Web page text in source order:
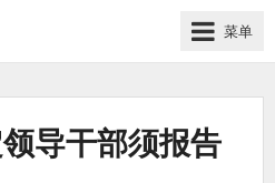
菜单
导干部须报告